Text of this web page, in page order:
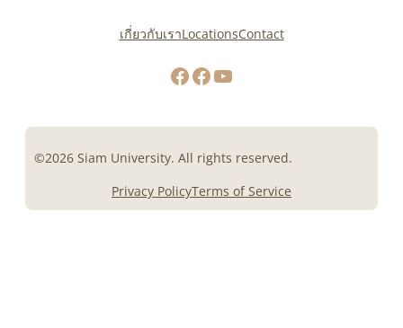
เกี่ยวกับเราLocationsContact
Facebook Facebook YouTube
©2026 Siam University. All rights reserved.
Privacy PolicyTerms of Service